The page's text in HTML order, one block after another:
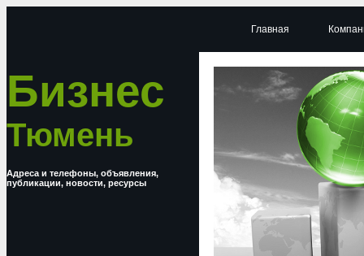
Бизнес
Тюмень
Адреса и телефоны, объявления,
публикации, новости, ресурсы
Главная